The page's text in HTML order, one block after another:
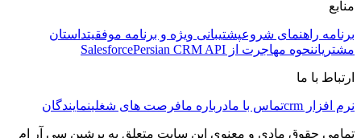
منابع
برنامه راهنمای شروعپشتیبانی ویژه و برنامه موفقیتداستان
مشتریاننحوه مهاجرت از Salesforce Persian CRM API
ارتباط با ما
نرم افزار crm تماس با مادرباره مافرصت های شغلینمایندگان
تمامی حقوق مادی و معنوی این سایت متعلق به پرشین سی آر ام